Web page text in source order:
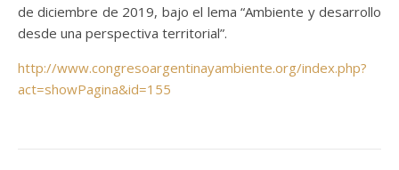
de diciembre de 2019, bajo el lema “Ambiente y desarrollo
desde una perspectiva territorial”.
http://www.congresoargentinayambiente.org/index.php?
act=showPagina&id=155